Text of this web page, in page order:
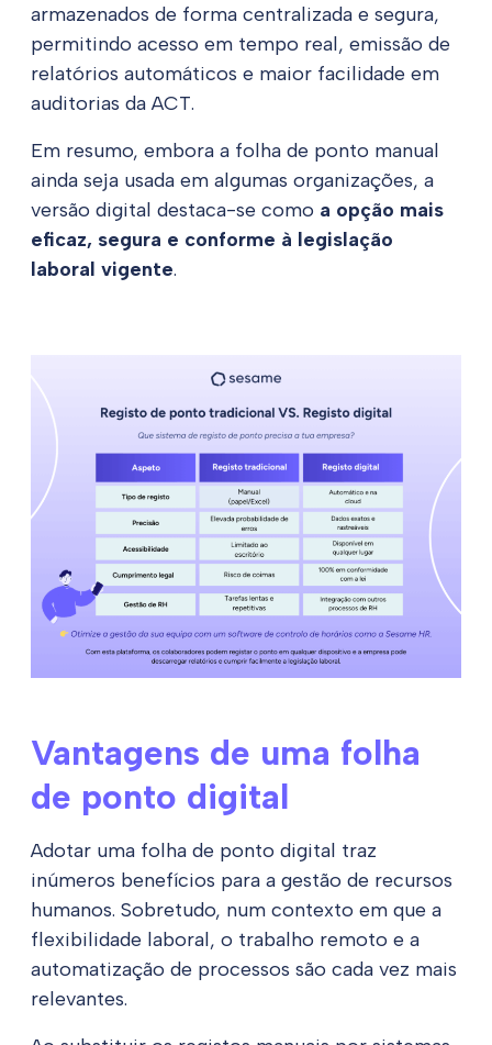
armazenados de forma centralizada e segura,
permitindo acesso em tempo real, emissão de
relatórios automáticos e maior facilidade em
auditorias da ACT.
Em resumo, embora a folha de ponto manual
ainda seja usada em algumas organizações, a
versão digital destaca-se como a opção mais
eficaz, segura e conforme à legislação
laboral vigente.
Vantagens de uma folha
de ponto digital
Adotar uma folha de ponto digital traz
inúmeros benefícios para a gestão de recursos
humanos. Sobretudo, num contexto em que a
flexibilidade laboral, o trabalho remoto e a
automatização de processos são cada vez mais
relevantes.